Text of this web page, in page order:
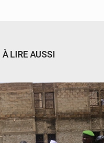
À LIRE AUSSI